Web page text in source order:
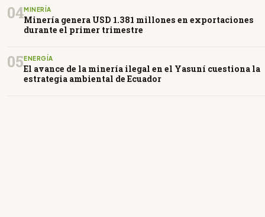
04MINERÍA
Minería genera USD 1.381 millones en exportaciones
durante el primer trimestre
05ENERGÍA
El avance de la minería ilegal en el Yasuní cuestiona la
estrategia ambiental de Ecuador